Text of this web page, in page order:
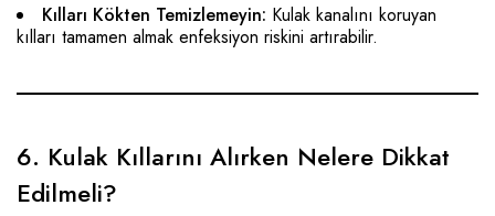
Kılları Kökten Temizlemeyin: Kulak kanalını koruyan
kılları tamamen almak enfeksiyon riskini artırabilir.
6. Kulak Kıllarını Alırken Nelere Dikkat
Edilmeli?